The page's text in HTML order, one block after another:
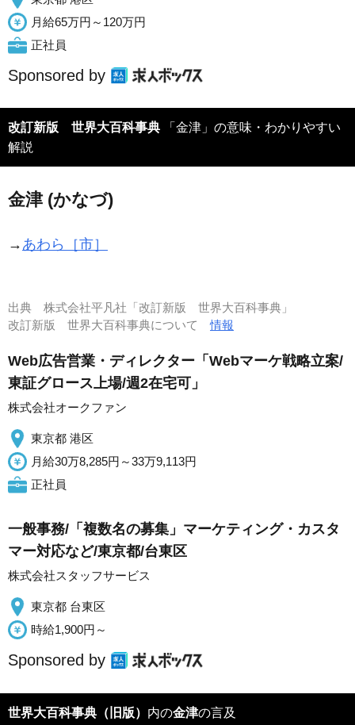
月給65万円～120万円
正社員
Sponsored by
改訂新版 世界大百科事典 「金津」の意味・わかりやすい
解説
金津 (かなづ)
→ あわら［市］
出典 株式会社平凡社「改訂新版 世界大百科事典」
改訂新版 世界大百科事典について情報
Web広告営業・ディレクター「Webマーケ戦略立案/
東証グロース上場/週2在宅可」
株式会社オークファン
東京都 港区
月給30万8,285円～33万9,113円
正社員
一般事務/「複数名の募集」マーケティング・カスタ
マー対応など/東京都/台東区
株式会社スタッフサービス
東京都 台東区
時給1,900円～
Sponsored by
世界大百科事典（旧版） 内の金津の言及